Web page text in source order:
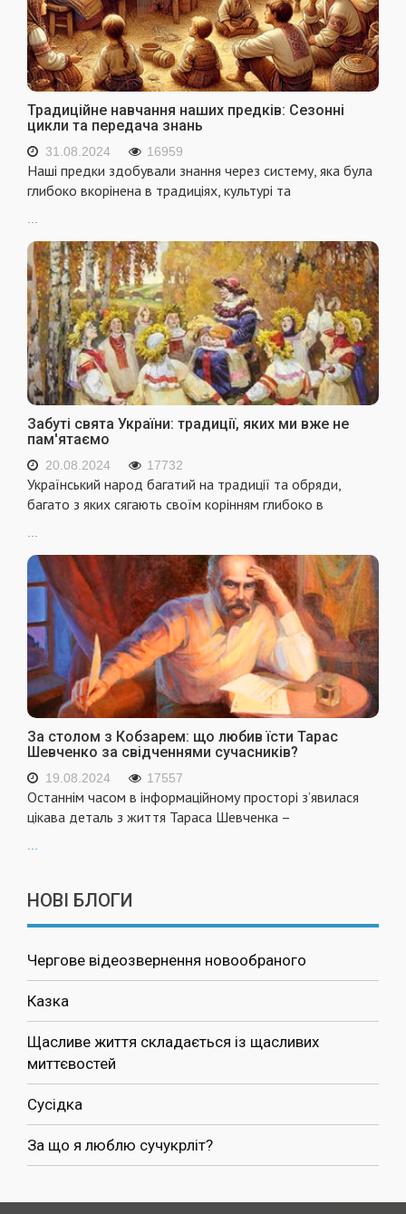
Традиційне навчання наших предків: Сезонні
цикли та передача знань
31.08.2024 16959
Наші предки здобували знання через систему, яка була
глибоко вкорінена в традиціях, культурі та
...
Забуті свята України: традиції, яких ми вже не
пам'ятаємо
20.08.2024 17732
Український народ багатий на традиції та обряди,
багато з яких сягають своїм корінням глибоко в
За столом з Кобзарем: що любив їсти Тарас
Шевченко за свідченнями сучасників?
19.08.2024 17557
Останнім часом в інформаційному просторі з’явилася
цікава деталь з життя Тараса Шевченка –
НОВІ БЛОГИ
Чергове відеозвернення новообраного
Казка
Щасливе життя складається із щасливих
миттєвостей
Сусідка
За що я люблю сучукрліт?